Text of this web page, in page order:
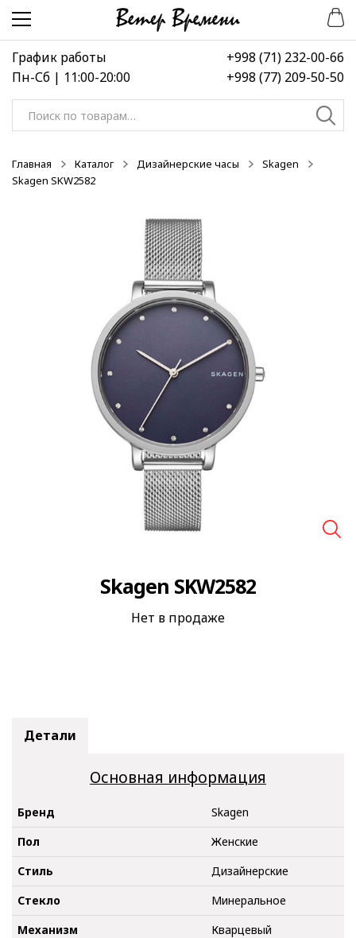
Перейти
навигации
Перейти
содержимому
График работы
Пн-Сб | 11:00-20:00
+998 (71) 232-00-66
+998 (77) 209-50-50
Искать:
Главная Каталог Дизайнерские часы
Skagen
Skagen SKW2582
Skagen SKW2582
Нет в продаже
Детали
Основная информация
Бренд
Skagen
Пол
Женские
Стиль
Дизайнерские
Стекло
Минеральное
Механизм
Кварцевый
-50%
-50%
-50%